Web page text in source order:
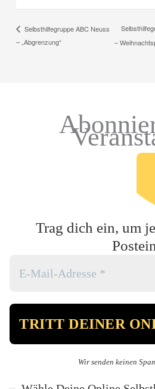
Selbsthilfegruppe ABC Neuss
– „Abgrenzung“
–
Trag dich ein, um
Wir senden keinen